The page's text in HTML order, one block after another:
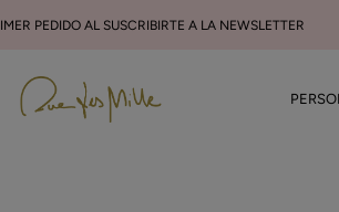
PEDIDO AL SUSCRIBIRTE A LA NEWSLETTER